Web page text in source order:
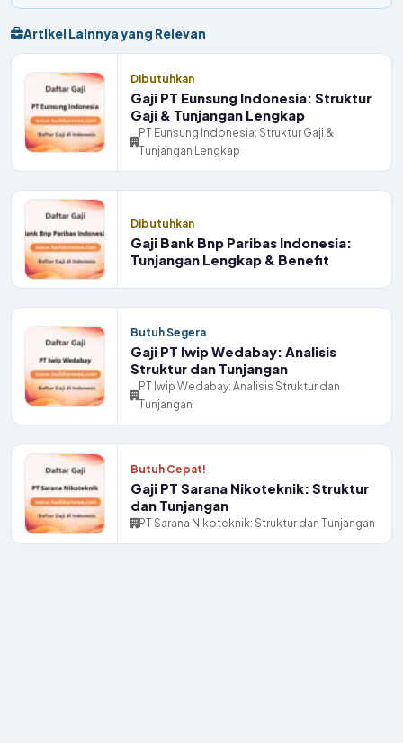
Artikel Lainnya yang Relevan
Dibutuhkan
Gaji PT Eunsung Indonesia: Struktur
Gaji & Tunjangan Lengkap
PT Eunsung Indonesia: Struktur Gaji &
Tunjangan Lengkap
Dibutuhkan
Gaji Bank Bnp Paribas Indonesia:
Tunjangan Lengkap & Benefit
Butuh Segera
Gaji PT Iwip Wedabay: Analisis
Struktur dan Tunjangan
PT Iwip Wedabay: Analisis Struktur dan
Tunjangan
Butuh Cepat!
Gaji PT Sarana Nikoteknik: Struktur
dan Tunjangan
PT Sarana Nikoteknik: Struktur dan Tunjangan